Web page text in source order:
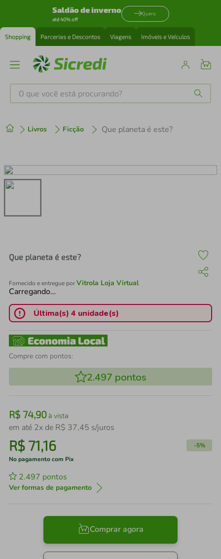
Saldão de inverno
até 40% off
Quero
Shopping Parcerias e Descontos Viagens Imóveis e Veículos
O que você está procurando?
Livros Ficção Que planeta é este?
Que planeta é este?
Fornecido e entregue porVitrola Loja Virtual
Carregando…
Última(s) 4 unidade(s)
Compre com pontos:
2.497 pontos
R$ 74,90à vista
em até 2x de R$ 37,45 s/juros
R$ 71,16 -5%
No pagamento com Pix
2.497 pontos
Ver formas de pagamento
Comprar agora
2º cafeteira